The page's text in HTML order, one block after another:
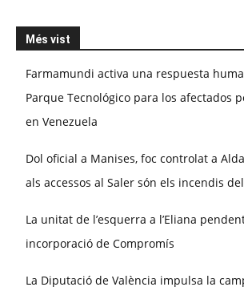
Més vist
Farmamundi activa una respuesta
Parque Tecnológico para los afectados
en Venezuela
Dol oficial a Manises, foc controlat a
als accessos al Saler són els incendis
La unitat de l’esquerra a l’Eliana
incorporació de Compromís
La Diputació de València impulsa la